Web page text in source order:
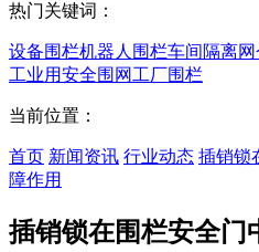
热门关键词：
设备围栏机器人围栏车间隔离网
工业用安全围网 工厂围栏
当前位置：
首页 新闻资讯 行业动态 插销锁
障作用
插销锁在围栏安全门